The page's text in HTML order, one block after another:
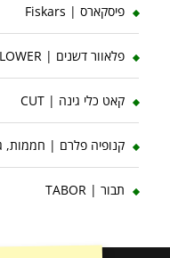
פיסקארס | Fiskars
פלאוור דשנים | FLOWER
קאט כלי גינה | CUT
קנופיה פלרם | חממות,
תבור | TABOR